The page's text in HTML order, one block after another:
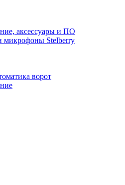
аксессуары и ПО
микрофоны Stelberry
ворот